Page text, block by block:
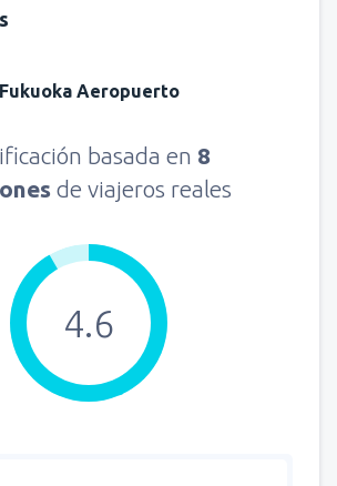
Fukuoka Aeropuerto
basada en 8
de viajeros reales
4.6